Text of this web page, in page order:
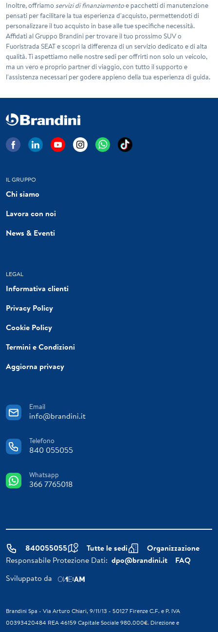
Inoltre, offriamo servizi di finanziamentoe pacchetti di manutenzione
pensati per facilitare la tua esperienza d'acquisto, permettendoti di
personalizzare il tuo acquisto in base alle tue specifiche necessità.
Affidati al Gruppo Brandini per trovare il tuo prossimo SUV o
Fuoristrada SEAT e scopri la differenza di un servizio dedicato e di alta
qualità. Ti aspettiamo nelle nostre sedi per offrirti non solo un veicolo,
ma un vero e proprio partner di viaggio, con tutto il supporto e
l'assistenza necessari per godere appieno della tua esperienza di guida.
IL GRUPPO
Chi siamo
Lavora con noi
News & Eventi
LEGAL
Informativa clienti
Privacy Policy
Cookie Policy
Termini e Condizioni
Aggiorna privacy
Email
info@brandini.it
Telefono
840 055055
Whatsapp
366 7765018
840055055 Tutte le sedi
Organizzazione
Responsabile Protezione Dati: dpo@brandini.it
FAQ
Sviluppato da
Brandini Spa - Via Arturo Chiari, 9/11/13 - 50127 Firenze C.F. e P. IVA
00393420484 REA 46159 Capitale Sociale 980.000€. Direzione e